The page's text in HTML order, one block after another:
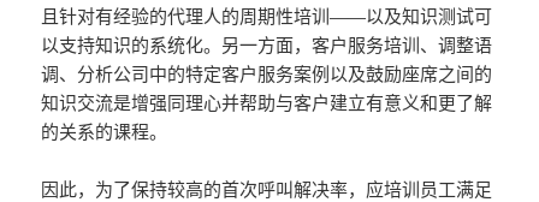
且针对有经验的代理人的周期性培训——以及知识测试可
以支持知识的系统化。另一方面，客户服务培训、调整语
调、分析公司中的特定客户服务案例以及鼓励座席之间的
知识交流是增强同理心并帮助与客户建立有意义和更了解
的关系的课程。
因此，为了保持较高的首次呼叫解决率，应培训员工满足